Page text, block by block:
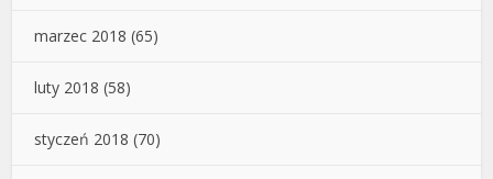
marzec 2018 (65)
luty 2018 (58)
styczeń 2018 (70)